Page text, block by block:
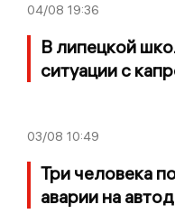
04/08 19:36
В липецкой
ситуации с
03/08 10:49
Три человека
аварии на